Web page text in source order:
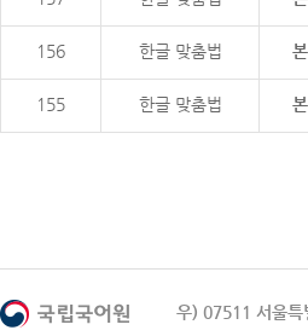
156 한글 맞춤법
155 한글 맞춤법
우) 07511 서울특